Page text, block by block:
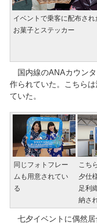
イベントで乗客に配布され
お菓子とステッカー
国内線のANAカウン
作られていた。こちら
ていた。
同じフォトフレー
ムも用意されてい
る
こち
夕仕
足利
納さ
七夕イベントに偶然居